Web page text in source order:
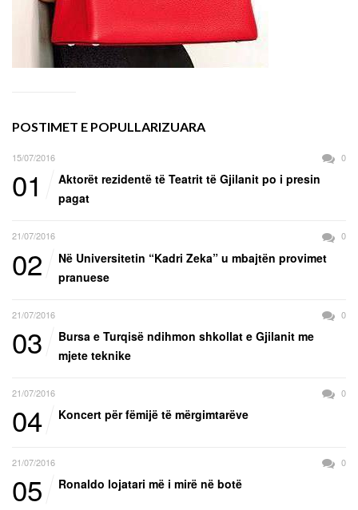
POSTIMET E POPULLARIZUARA
15/07/2016 0
01
Aktorët rezidentë të Teatrit të Gjilanit po i presin
pagat
21/07/2016 0
02
Në Universitetin “Kadri Zeka” u mbajtën provimet
pranuese
21/07/2016 0
03
Bursa e Turqisë ndihmon shkollat e Gjilanit me
mjete teknike
21/07/2016 0
04 Koncert për fëmijë të mërgimtarëve
21/07/2016 0
05 Ronaldo lojatari më i mirë në botë